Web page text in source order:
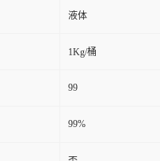
液体
1Kg/桶
99
99%